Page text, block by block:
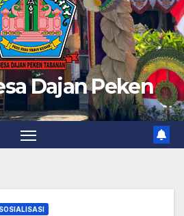
Dajan Peken
SOSIALISASI